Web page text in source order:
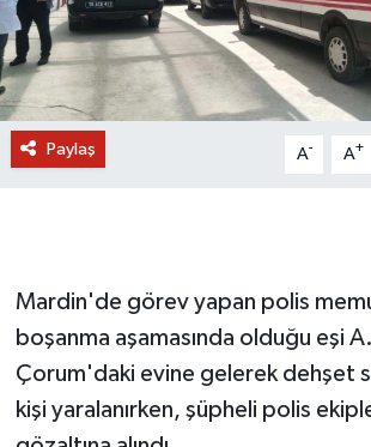
Paylaş A- A+
Mardin'de görev yapan polis
boşanma aşamasında olduğu eşi
Çorum'daki evine gelerek dehşet
kişi yaralanırken, şüpheli polis